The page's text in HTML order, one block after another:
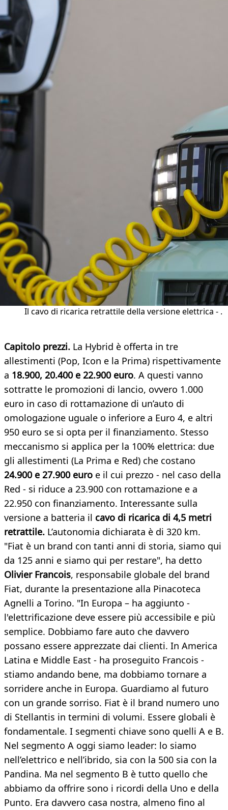
Il cavo di ricarica retrattile della versione elettrica - .
Capitolo prezzi. La Hybrid è offerta in tre
allestimenti (Pop, Icon e la Prima) rispettivamente
a 18.900, 20.400 e 22.900 euro. A questi vanno
sottratte le promozioni di lancio, ovvero 1.000
euro in caso di rottamazione di un’auto di
omologazione uguale o inferiore a Euro 4, e altri
950 euro se si opta per il finanziamento. Stesso
meccanismo si applica per la 100% elettrica: due
gli allestimenti (La Prima e Red) che costano
24.900 e 27.900 euro e il cui prezzo - nel caso della
Red - si riduce a 23.900 con rottamazione e a
22.950 con finanziamento. Interessante sulla
versione a batteria il cavo di ricarica di 4,5 metri
retrattile. L’autonomia dichiarata è di 320 km.
"Fiat è un brand con tanti anni di storia, siamo qui
da 125 anni e siamo qui per restare", ha detto
Olivier Francois, responsabile globale del brand
Fiat, durante la presentazione alla Pinacoteca
Agnelli a Torino. "In Europa – ha aggiunto -
l'elettrificazione deve essere più accessibile e più
semplice. Dobbiamo fare auto che davvero
possano essere apprezzate dai clienti. In America
Latina e Middle East - ha proseguito Francois -
stiamo andando bene, ma dobbiamo tornare a
sorridere anche in Europa. Guardiamo al futuro
con un grande sorriso. Fiat è il brand numero uno
di Stellantis in termini di volumi. Essere globali è
fondamentale. I segmenti chiave sono quelli A e B.
Nel segmento A oggi siamo leader: lo siamo
nell’elettrico e nell’ibrido, sia con la 500 sia con la
Pandina. Ma nel segmento B è tutto quello che
abbiamo da offrire sono i ricordi della Uno e della
Punto. Era davvero casa nostra, almeno fino al